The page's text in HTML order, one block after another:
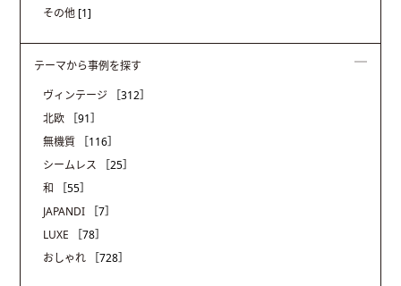
その他 [1]
テーマから事例を探す
ヴィンテージ
［312］
北欧
［91］
無機質
［116］
シームレス
［25］
和
［55］
JAPANDI
［7］
LUXE
［78］
おしゃれ
［728］